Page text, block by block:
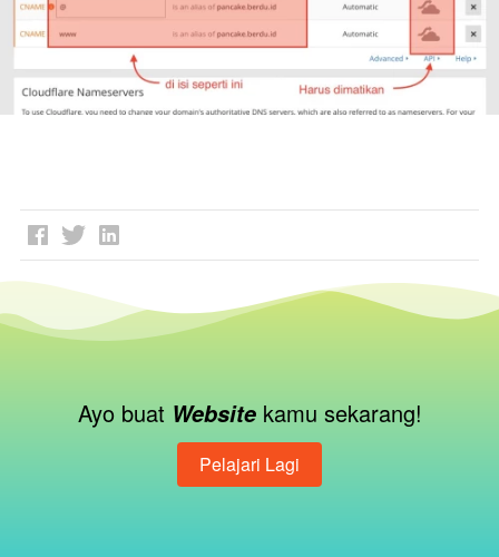
Ayo buat Website kamu sekarang!
`Pelajari Lagi